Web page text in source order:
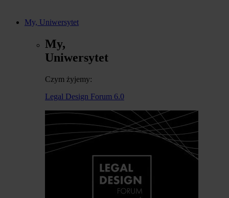
My, Uniwersytet
My,
Uniwersytet
Czym żyjemy:
Legal Design Forum 6.0